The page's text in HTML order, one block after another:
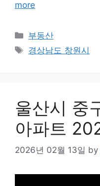
more
Categories
부동산
Tags
경상남도 창원시
울산시 중
아파트
2026년 02월 13일 by